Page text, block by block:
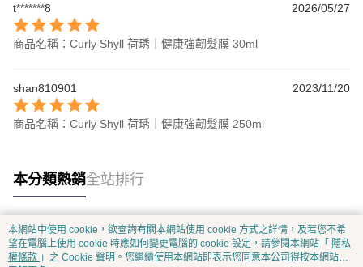
t*******8
2026/05/27
商品名稱：Curly Shyll 荷琇｜健康強韌髮膜 30ml
shan810901 2023/11/20
商品名稱：Curly Shyll 荷琇｜健康強韌髮膜 250ml
本分類熱銷全站排行
熱門標籤
本網站中使用 cookie，欲查詢有關本網站使用 cookie 方式之詳情，及若您不希
望在電腦上使用 cookie 時應如何變更電腦的 cookie 設定，請參閱本網站「 隱私
權條款 」之 Cookie 聲明。您繼續使用本網站即表示您同意本公司得按本網站使